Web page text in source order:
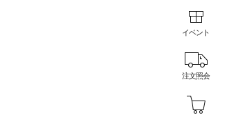
イベント
注文照会